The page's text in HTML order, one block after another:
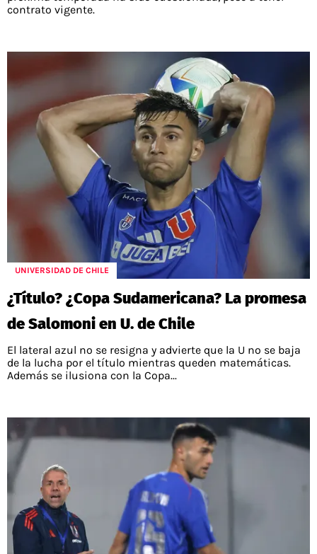
contrato vigente.
UNIVERSIDAD DE CHILE
¿Título? ¿Copa Sudamericana? La promesa
de Salomoni en U. de Chile
El lateral azul no se resigna y advierte que la U no se baja
de la lucha por el título mientras queden matemáticas.
Además se ilusiona con la Copa...